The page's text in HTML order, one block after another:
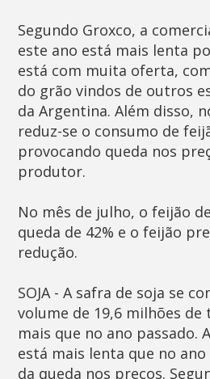
Segundo Groxco, a
este ano está mais lenta
está com muita oferta,
do grão vindos de outros
da Argentina. Além disso,
reduz-se o consumo de
provocando queda nos
produtor.
No mês de julho, o feijão
queda de 42% e o feijão
redução.
SOJA - A safra de soja se
volume de 19,6 milhões de
mais que no ano passado.
está mais lenta que no
da queda nos preços.